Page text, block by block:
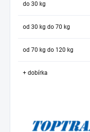
do 30 kg
od 30 kg do 70 kg
od 70 kg do 120 kg
+ dobírka